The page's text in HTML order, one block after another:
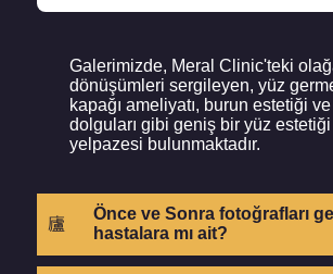
Galerimizde, Meral Clinic'teki
dönüşümleri sergileyen, yüz
kapağı ameliyatı, burun estetiği
dolguları gibi geniş bir yüz
yelpazesi bulunmaktadır.
Önce ve Sonra fotoğrafları
hastalara mı ait?